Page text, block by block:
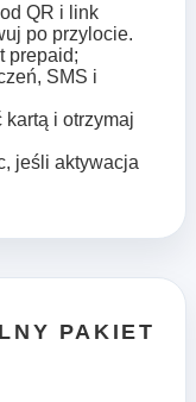
QR i link
po przylocie.
prepaid;
SMS i
kartą i otrzymaj
jeśli aktywacja
PAKIET